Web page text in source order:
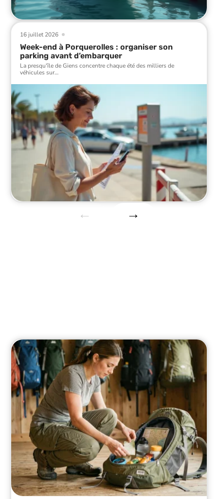
16 juillet 2026
Week-end à Porquerolles : organiser son
parking avant d’embarquer
La presqu'île de Giens concentre chaque été des milliers de
véhicules sur…